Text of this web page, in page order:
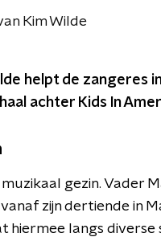
Kim Wilde
helpt de zangeres
achter Kids In
gezin. Vader
zijn dertiende in
hiermee langs